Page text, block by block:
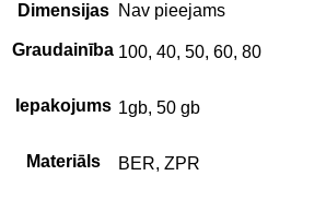
Dimensijas
Nav pieejams
Graudainība 100, 40, 50, 60, 80
Iepakojums 1gb, 50 gb
Materiāls BER, ZPR